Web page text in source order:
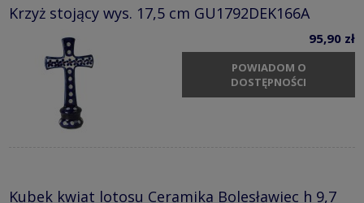
Krzyż stojący wys. 17,5 cm GU1792DEK166A
95,90 zł
POWIADOM O
DOSTĘPNOŚCI
Kubek kwiat lotosu Ceramika Bolesławiec h 9,7